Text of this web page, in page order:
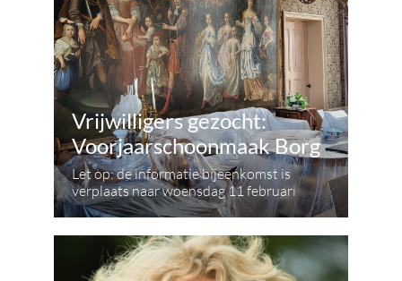
Vrijwilligers gezocht:
Voorjaarschoonmaak Borg
Let op: de informatie bijeenkomst is
verplaats naar woensdag 11 februari